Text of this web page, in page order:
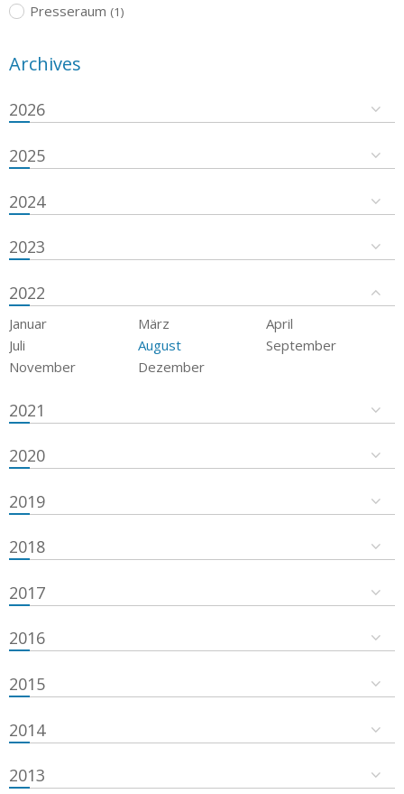
Presseraum (1)
Archives
2026
2025
2024
2023
2022
Januar März
April
Juli
August
September
November
Dezember
2021
2020
2019
2018
2017
2016
2015
2014
2013